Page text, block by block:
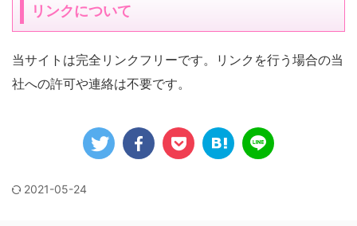
リンクについて
当サイトは完全リンクフリーです。リンクを行う場合の当
社への許可や連絡は不要です。
2021-05-24